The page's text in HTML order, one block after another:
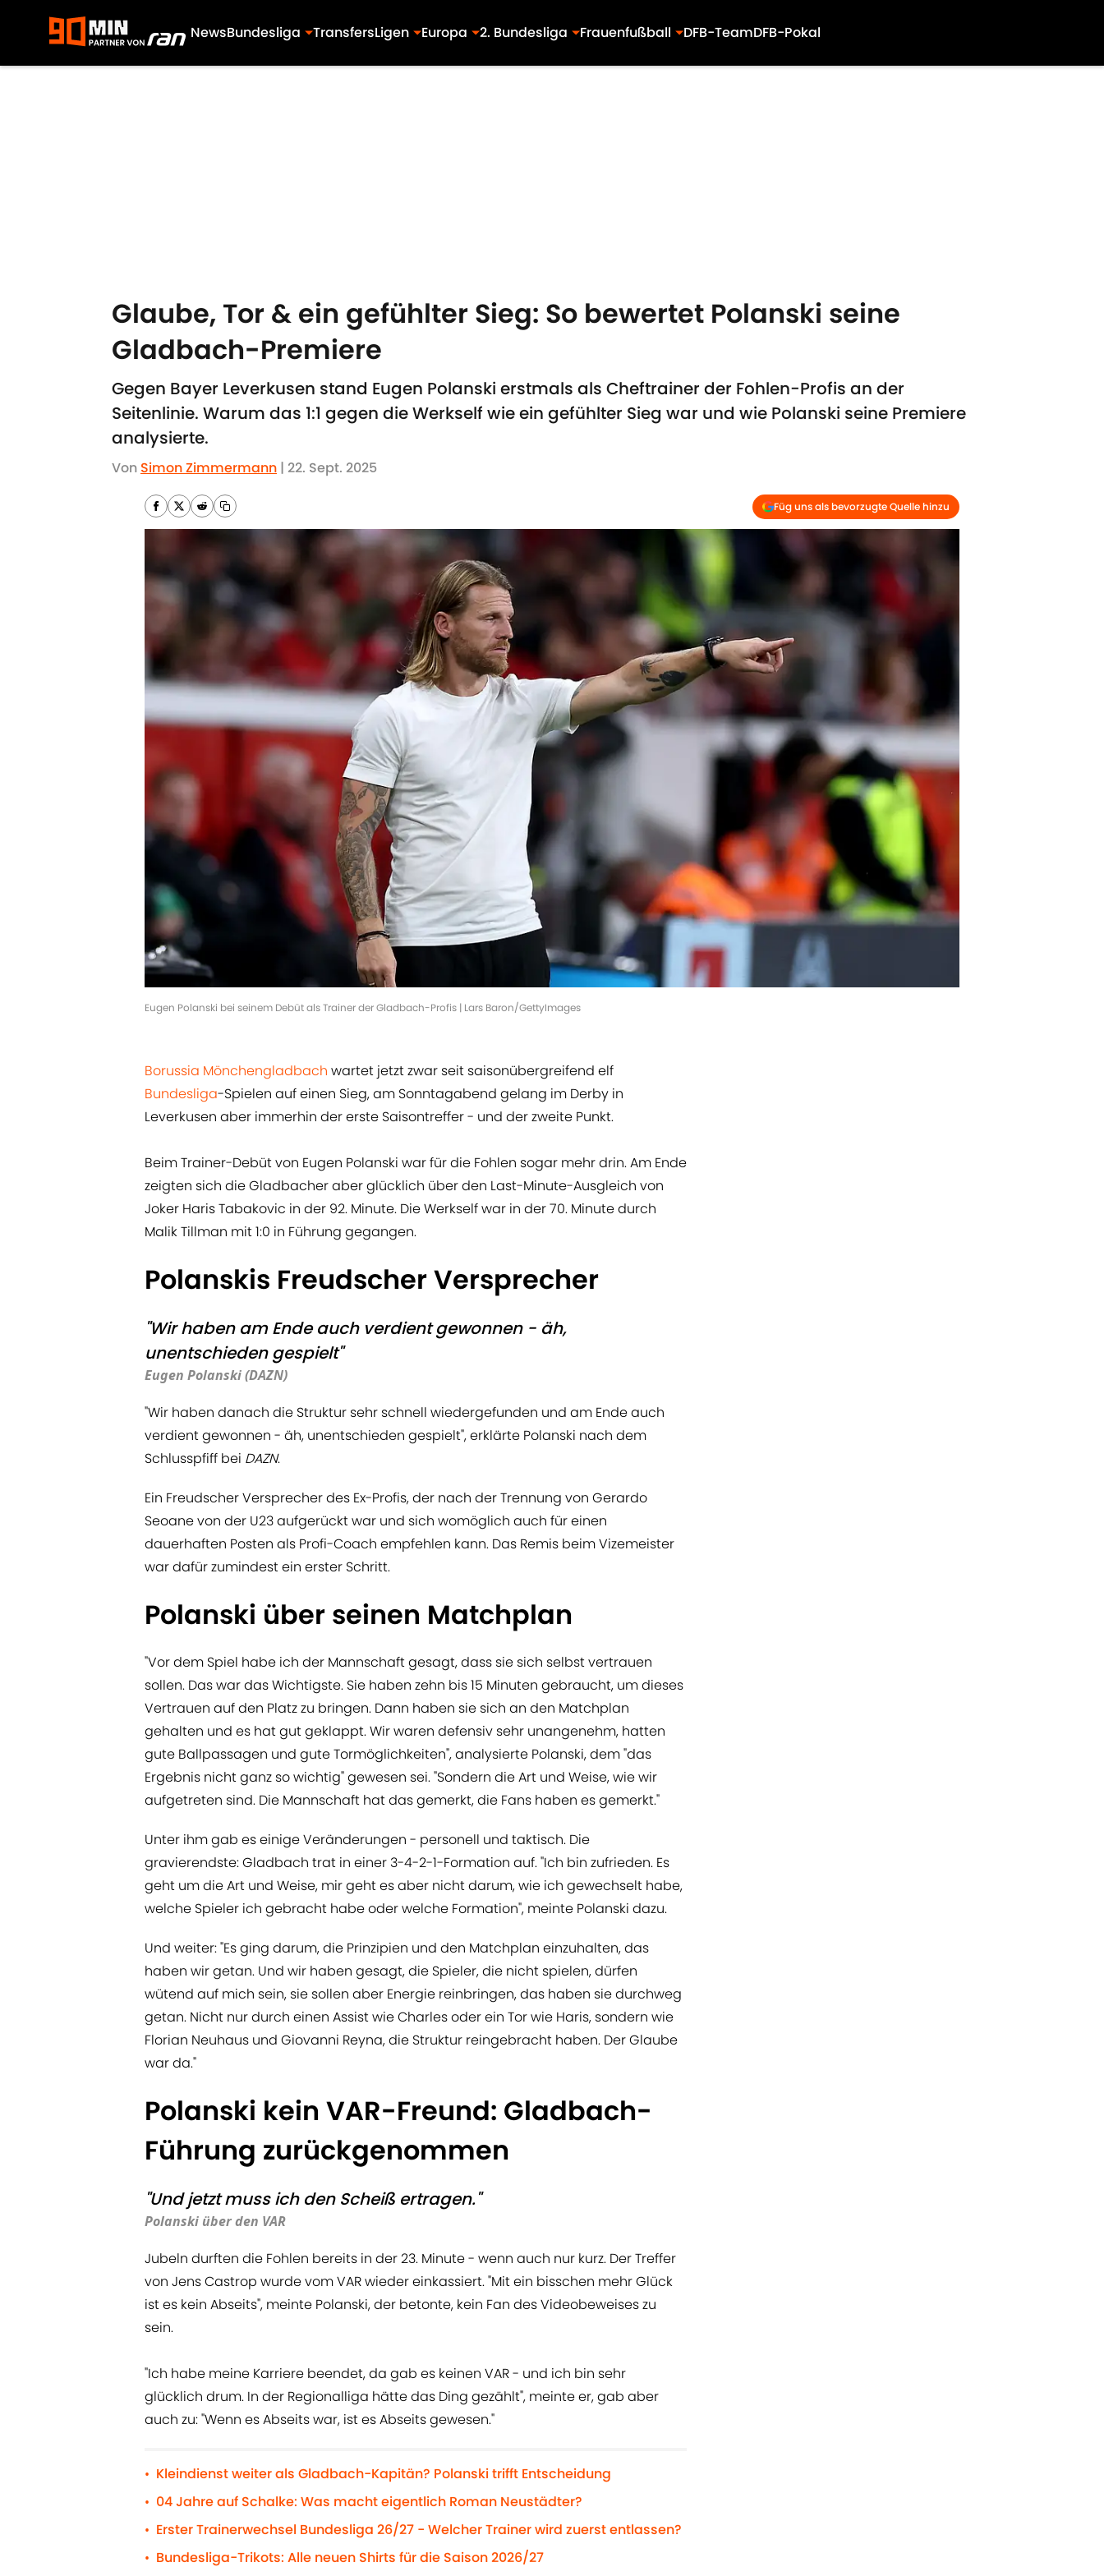
NewsBundesliga TransfersLigen Europa 2. Bundesliga Frauenfußball DFB-TeamDFB-Pokal
Glaube, Tor & ein gefühlter Sieg: So bewertet Polanski seine
Gladbach-Premiere
Gegen Bayer Leverkusen stand Eugen Polanski erstmals als Cheftrainer der Fohlen-Profis an der
Seitenlinie. Warum das 1:1 gegen die Werkself wie ein gefühlter Sieg war und wie Polanski seine Premiere
analysierte.
Von Simon Zimmermann | 22. Sept. 2025
Füg uns als bevorzugte Quelle hinzu
Eugen Polanski bei seinem Debüt als Trainer der Gladbach-Profis | Lars Baron/GettyImages
Borussia Mönchengladbach wartet jetzt zwar seit saisonübergreifend elf
Bundesliga-Spielen auf einen Sieg, am Sonntagabend gelang im Derby in
Leverkusen aber immerhin der erste Saisontreffer - und der zweite Punkt.
Beim Trainer-Debüt von Eugen Polanski war für die Fohlen sogar mehr drin. Am Ende
zeigten sich die Gladbacher aber glücklich über den Last-Minute-Ausgleich von
Joker Haris Tabakovic in der 92. Minute. Die Werkself war in der 70. Minute durch
Malik Tillman mit 1:0 in Führung gegangen.
Polanskis Freudscher Versprecher
"Wir haben am Ende auch verdient gewonnen - äh,
unentschieden gespielt"
Eugen Polanski (DAZN)
"Wir haben danach die Struktur sehr schnell wiedergefunden und am Ende auch
verdient gewonnen - äh, unentschieden gespielt", erklärte Polanski nach dem
Schlusspfiff bei DAZN.
Ein Freudscher Versprecher des Ex-Profis, der nach der Trennung von Gerardo
Seoane von der U23 aufgerückt war und sich womöglich auch für einen
dauerhaften Posten als Profi-Coach empfehlen kann. Das Remis beim Vizemeister
war dafür zumindest ein erster Schritt.
Polanski über seinen Matchplan
"Vor dem Spiel habe ich der Mannschaft gesagt, dass sie sich selbst vertrauen
sollen. Das war das Wichtigste. Sie haben zehn bis 15 Minuten gebraucht, um dieses
Vertrauen auf den Platz zu bringen. Dann haben sie sich an den Matchplan
gehalten und es hat gut geklappt. Wir waren defensiv sehr unangenehm, hatten
gute Ballpassagen und gute Tormöglichkeiten", analysierte Polanski, dem "das
Ergebnis nicht ganz so wichtig" gewesen sei. "Sondern die Art und Weise, wie wir
aufgetreten sind. Die Mannschaft hat das gemerkt, die Fans haben es gemerkt."
Unter ihm gab es einige Veränderungen - personell und taktisch. Die
gravierendste: Gladbach trat in einer 3-4-2-1-Formation auf. "Ich bin zufrieden. Es
geht um die Art und Weise, mir geht es aber nicht darum, wie ich gewechselt habe,
welche Spieler ich gebracht habe oder welche Formation", meinte Polanski dazu.
Und weiter: "Es ging darum, die Prinzipien und den Matchplan einzuhalten, das
haben wir getan. Und wir haben gesagt, die Spieler, die nicht spielen, dürfen
wütend auf mich sein, sie sollen aber Energie reinbringen, das haben sie durchweg
getan. Nicht nur durch einen Assist wie Charles oder ein Tor wie Haris, sondern wie
Florian Neuhaus und Giovanni Reyna, die Struktur reingebracht haben. Der Glaube
war da."
Polanski kein VAR-Freund: Gladbach-
Führung zurückgenommen
"Und jetzt muss ich den Scheiß ertragen."
Polanski über den VAR
Jubeln durften die Fohlen bereits in der 23. Minute - wenn auch nur kurz. Der Treffer
von Jens Castrop wurde vom VAR wieder einkassiert. "Mit ein bisschen mehr Glück
ist es kein Abseits", meinte Polanski, der betonte, kein Fan des Videobeweises zu
sein.
"Ich habe meine Karriere beendet, da gab es keinen VAR - und ich bin sehr
glücklich drum. In der Regionalliga hätte das Ding gezählt", meinte er, gab aber
auch zu: "Wenn es Abseits war, ist es Abseits gewesen."
• Kleindienst weiter als Gladbach-Kapitän? Polanski trifft Entscheidung
• 04 Jahre auf Schalke: Was macht eigentlich Roman Neustädter?
• Erster Trainerwechsel Bundesliga 26/27 - Welcher Trainer wird zuerst entlassen?
• Bundesliga-Trikots: Alle neuen Shirts für die Saison 2026/27